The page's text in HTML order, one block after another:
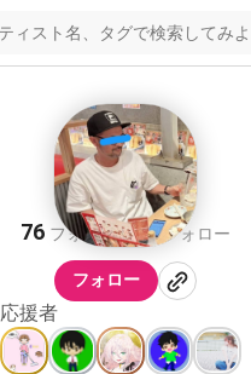
ガんちむ
76 フォロワー84 フォロー
フォロー
応援者